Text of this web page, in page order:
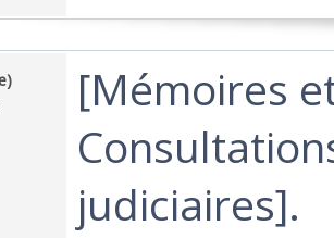
‎[Mémoires
judiciaires].‎